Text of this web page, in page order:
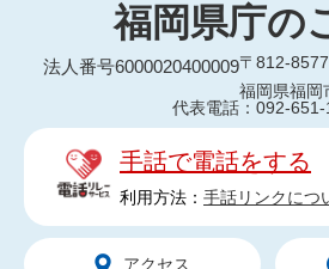
福岡県庁の
法人番号6000020400009〒812-8577
福岡県福岡
代表電話：092-651-
手話で電話をする
利用方法： 手話リンクにつ
アクセス